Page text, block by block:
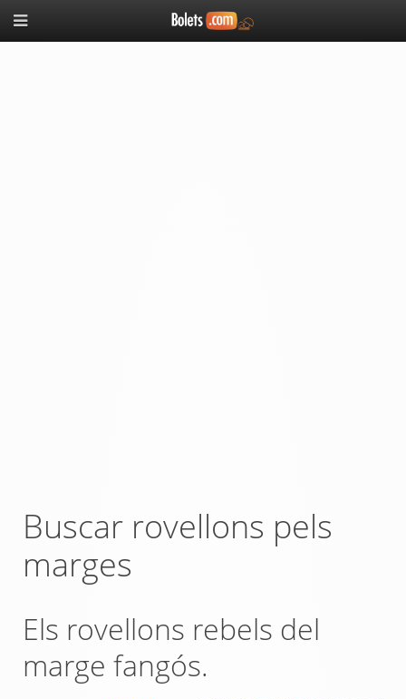
Buscar rovellons pels
marges
Els rovellons rebels del
marge fangós.